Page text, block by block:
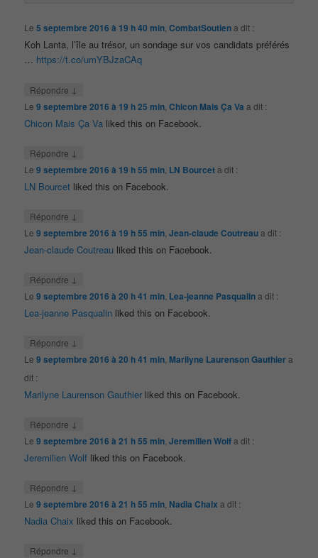
Le5 septembre 2016 à 19 h 40 min ,CombatSoutiena dit :
Koh Lanta, l’île au trésor, un sondage sur vos candidats préférés
… https://t.co/umYBJzaCAq
Répondre ↓
Le9 septembre 2016 à 19 h 25 min ,Chicon Mais Ça Va a dit :
Chicon Mais Ça Va liked this on Facebook.
Répondre ↓
Le9 septembre 2016 à 19 h 55 min LN Bourceta dit :
LN Bourcet liked this on Facebook.
Répondre ↓
Le9 septembre 2016 à 19 h 55 min ,Jean-claude Coutreaua dit :
Jean-claude Coutreau liked this on Facebook.
Répondre ↓
Le9 septembre 2016 à 20 h 41 min Lea-jeanne Pasqualina dit :
Lea-jeanne Pasqualin liked this on Facebook.
Répondre ↓
Le9 septembre 2016 à 20 h 41 min Marilyne Laurenson Gauthiera
dit :
Marilyne Laurenson Gauthier liked this on Facebook.
Répondre ↓
Le9 septembre 2016 à 21 h 55 min ,Jeremilien Wolfa dit :
Jeremilien Wolf liked this on Facebook.
Répondre ↓
Le9 septembre 2016 à 21 h 55 min Nadia Chaix a dit :
Nadia Chaix liked this on Facebook.
Répondre ↓